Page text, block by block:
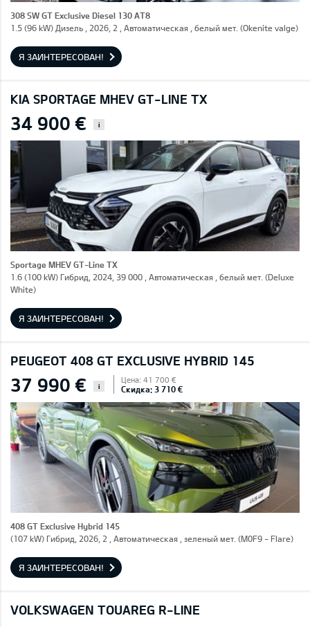
308 SW GT Exclusive Diesel 130 AT8
1.5 (96 kW) Дизель , 2026, 2 , Автоматическая , белый мет. (Okenite valge)
Я ЗАИНТЕРЕСОВАН!
KIA SPORTAGE MHEV GT-LINE TX
34 900 € i
Sportage MHEV GT-Line TX
1.6 (100 kW) Гибрид, 2024, 39 000 , Автоматическая , белый мет. (Deluxe
White)
Я ЗАИНТЕРЕСОВАН!
PEUGEOT 408 GT EXCLUSIVE HYBRID 145
37 990 € i
Цена: 41 700 €
Скидка: 3 710 €
408 GT Exclusive Hybrid 145
(107 kW) Гибрид, 2026, 2 , Автоматическая , зеленый мет. (M0F9 - Flare)
Я ЗАИНТЕРЕСОВАН!
VOLKSWAGEN TOUAREG R-LINE